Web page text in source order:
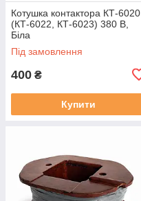
Котушка контактора КТ-6020
(КТ-6022, КТ-6023) 380 В,
Біла
Під замовлення
400 ₴
Купити